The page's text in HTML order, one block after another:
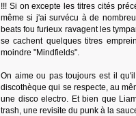
!!! Si on excepte les titres cités
même si j'ai survécu à de
beats fou furieux ravagent les
se cachent quelques titres
moindre "Mindfields".
On aime ou pas toujours est il
discothèque qui se respecte, au
une disco electro. Et bien que
trash, une revisite du punk à la